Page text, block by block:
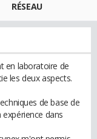
RÉSEAU
en laboratoire de
les deux aspects.
de base de
dans